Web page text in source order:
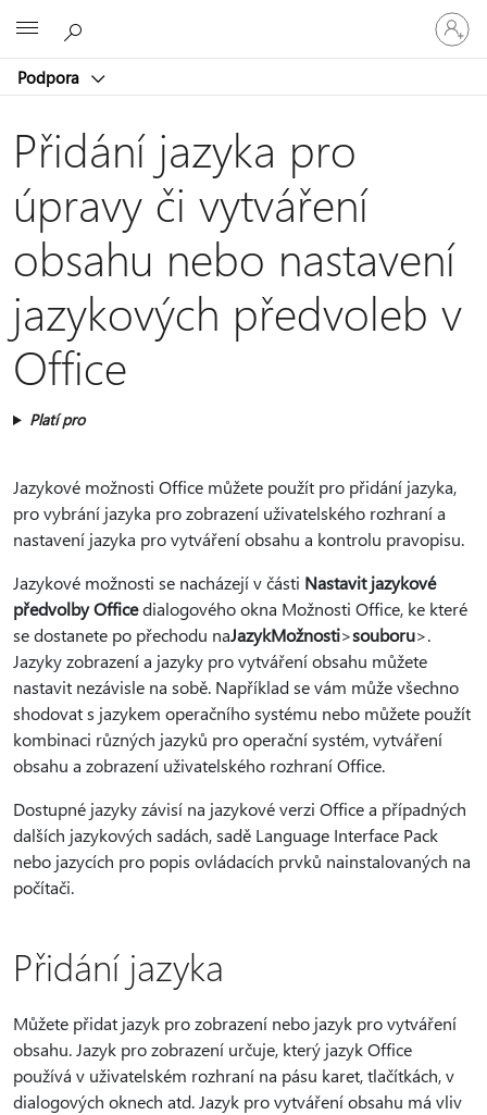
Podpora
Přihlaste
se
ke
účtu
Přidání jazyka pro
úpravy či vytváření
obsahu nebo nastavení
jazykových předvoleb v
Office
Platí pro
Jazykové možnosti Office můžete použít pro přidání jazyka,
pro vybrání jazyka pro zobrazení uživatelského rozhraní a
nastavení jazyka pro vytváření obsahu a kontrolu pravopisu.
Jazykové možnosti se nacházejí v části Nastavit jazykové
předvolby Officedialogového okna Možnosti Office, ke které
se dostanete po přechodu naJazykMožnosti>souboru>.
Jazyky zobrazení a jazyky pro vytváření obsahu můžete
nastavit nezávisle na sobě. Například se vám může všechno
shodovat s jazykem operačního systému nebo můžete použít
kombinaci různých jazyků pro operační systém, vytváření
obsahu a zobrazení uživatelského rozhraní Office.
Dostupné jazyky závisí na jazykové verzi Office a případných
dalších jazykových sadách, sadě Language Interface Pack
nebo jazycích pro popis ovládacích prvků nainstalovaných na
počítači.
Přidání jazyka
Můžete přidat jazyk pro zobrazení nebo jazyk pro vytváření
obsahu. Jazyk pro zobrazení určuje, který jazyk Office
používá v uživatelském rozhraní na pásu karet, tlačítkách, v
dialogových oknech atd. Jazyk pro vytváření obsahu má vliv